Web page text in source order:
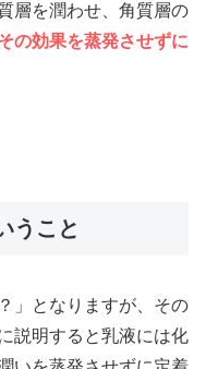
層を潤わせ、角質層の
の効果を蒸発させずに
うこと
」となりますが、その
説明すると乳液には化